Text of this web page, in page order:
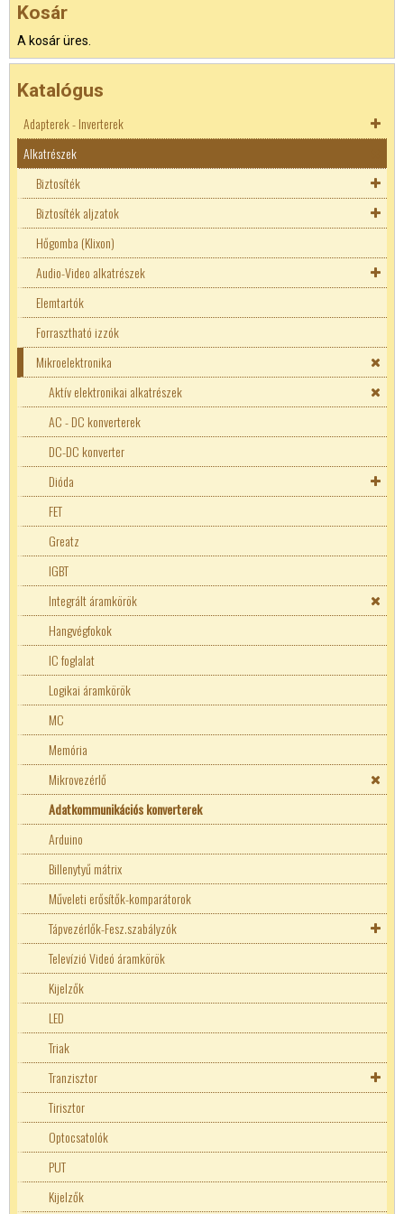
Kosár
A kosár üres.
Katalógus
Adapterek - Inverterek
Akkutöltők
Adapterek
Autó DC adapterek
Laptop adapterek
LED tápegységek
Áramgenerátoros LED tápok
Fix teljesítményű LED táp
USB - Telefon töltők
Inverterek
Alkatrészek
Biztosíték
Biztosíték aljzatok
5x20mm biztosíték
6x30mm biztosíték
Axiális kivezetéssel
Erősáramú biztosíték
Hőbiztosíték
Hőgomba (Klixon)
Túláram védő kapcsoló
Késes biztosíték
SMD biztosíték
TR5 nyákos biztosíték
Biztosíték aljzatok
Autós biztosíték tartó
Erősáramú biztosíték aljzat
Normál biztosíték aljzat
Hőgomba (Klixon)
Audio-Video alkatrészek
Ékszíjak
Elemtartók
Forrasztható izzók
Mikroelektronika
Aktív elektronikai alkatrészek
AC - DC konverterek
DC-DC konverter
Dióda
Supresszor
Zéner
FET
Greatz
IGBT
Integrált áramkörök
Hangvégfokok
IC foglalat
Logikai áramkörök
MC
Memória
Mikrovezérlő
Adatkommunikációs konverterek
Arduino
Billenytyű mátrix
Műveleti erősítők-komparátorok
Tápvezérlők-Fesz.szabályzók
Fix feszültségű stabilizátorok
Televízió Videó áramkörök
Kijelzők
LED
Triak
Tranzisztor
Tranzisztor kellékek
Tirisztor
Optocsatolók
PUT
Kijelzők